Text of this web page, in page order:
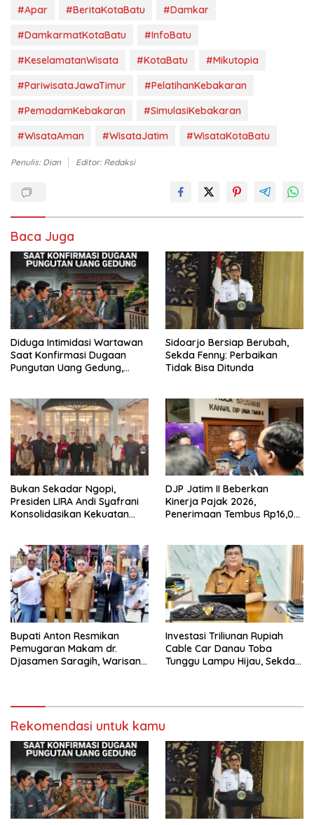
#Apar #BeritaKotaBatu
#Damkar
#DamkarmatKotaBatu
#InfoBatu
#KeselamatanWisata
#KotaBatu
#Mikutopia
#PariwisataJawaTimur
#PelatihanKebakaran
#PemadamKebakaran
#SimulasiKebakaran
#WisataAman
#WisataJatim #WisataKotaBatu
Penulis: Dian Editor: Redaksi
Baca Juga
Diduga Intimidasi Wartawan
Saat Konfirmasi Dugaan
Pungutan Uang Gedung,
Buka suara
Sidoarjo Bersiap Berubah,
Sekda Fenny: Perbaikan
Tidak Bisa Ditunda
Bukan Sekadar Ngopi,
Presiden LIRA Andi Syafrani
Konsolidasikan Kekuatan
DJP Jatim II Beberkan
Kinerja Pajak 2026,
Penerimaan Tembus Rp16,08
Bupati Anton Resmikan
Pemugaran Makam dr.
Djasamen Saragih, Warisan
Investasi Triliunan Rupiah
Cable Car Danau Toba
Tunggu Lampu Hijau, Sekda
Rekomendasi untuk kamu